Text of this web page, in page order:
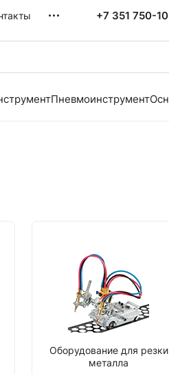
+7 351 750-
Пневмоинструмент
Оборудование для резки
металла